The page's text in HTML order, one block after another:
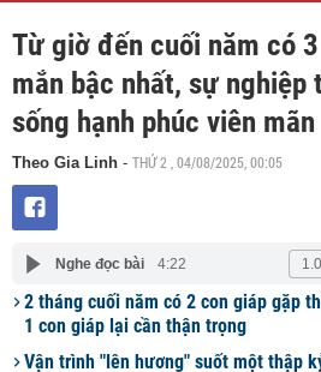
Từ giờ đến cuối năm có
mắn bậc nhất, sự nghiệp
sống hạnh phúc viên mãn
Theo Gia Linh - THỨ 2 , 04/08/2025, 00:05
Nghe đọc bài 4:22
2 tháng cuối năm có 2 con giáp gặp
1 con giáp lại cần thận trọng
Vận trình "lên hương" suốt một thập